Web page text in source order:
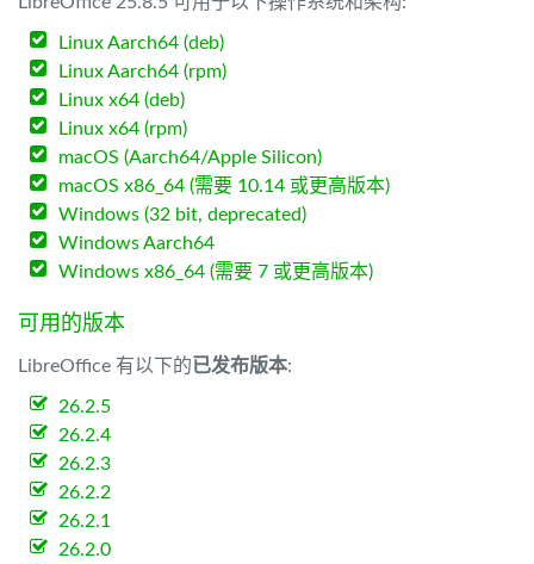
Linux Aarch64 (deb)
Linux Aarch64 (rpm)
Linux x64 (deb)
Linux x64 (rpm)
macOS (Aarch64/Apple Silicon)
macOS x86_64 (需要 10.14 或更高版本)
Windows (32 bit, deprecated)
Windows Aarch64
Windows x86_64 (需要 7 或更高版本)
可用的版本
LibreOffice 有以下的已发布版本:
26.2.5
26.2.4
26.2.3
26.2.2
26.2.1
26.2.0